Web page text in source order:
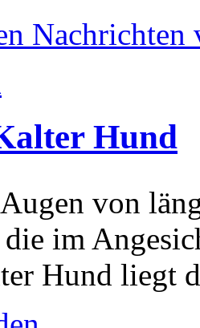
Nachrichten
Hund
von
im
Hund liegt